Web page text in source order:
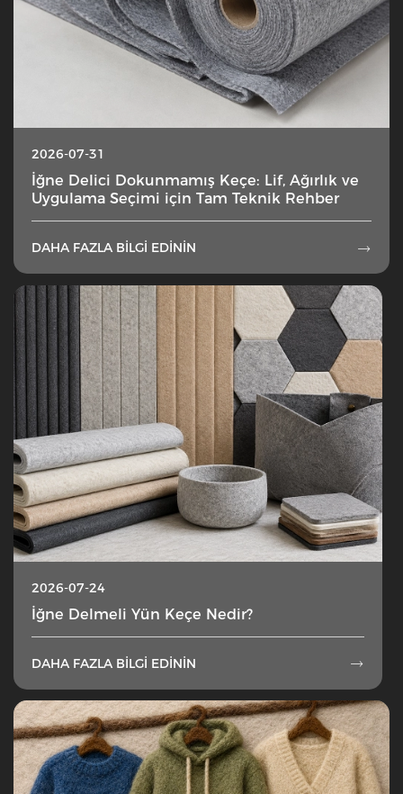
2026-07-31
İğne Delici Dokunmamış Keçe: Lif, Ağırlık ve
Uygulama Seçimi için Tam Teknik Rehber
DAHA FAZLA BILGI EDININ 
2026-07-24
İğne Delmeli Yün Keçe Nedir?
DAHA FAZLA BILGI EDININ 